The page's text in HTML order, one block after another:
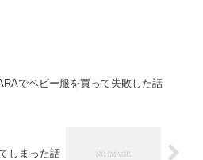
でベビー服を買って失敗した話
しまった話